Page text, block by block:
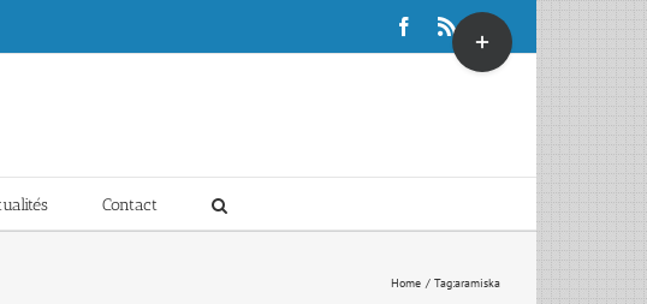
Facebook
Rss X
Contact
Home Tag:aramiska
Toggle
Sliding
Bar